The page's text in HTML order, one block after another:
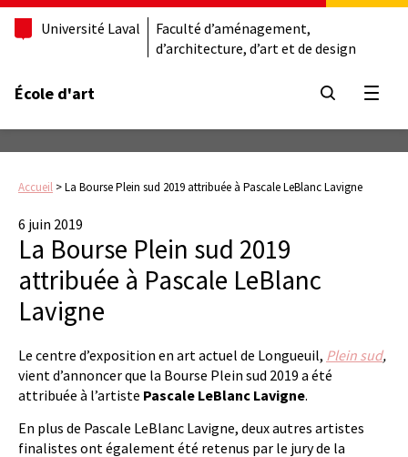
Université Laval
Faculté d’aménagement,
d’architecture, d’art et de design
École d'art
Accueil >La Bourse Plein sud 2019 attribuée à Pascale LeBlanc Lavigne
6 juin 2019
La Bourse Plein sud 2019
attribuée à Pascale LeBlanc
Lavigne
Le centre d’exposition en art actuel de Longueuil, Plein sud,
vient d’annoncer que la Bourse Plein sud 2019 a été
attribuée à l’artiste Pascale LeBlanc Lavigne.
En plus de Pascale LeBlanc Lavigne, deux autres artistes
finalistes ont également été retenus par le jury de la